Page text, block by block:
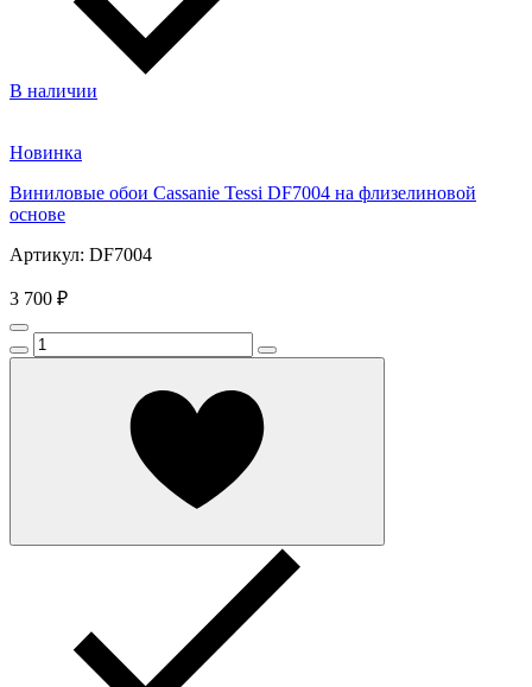
В наличии
Новинка
Виниловые обои Cassanie Tessi DF7004 на флизелиновой
основе
Артикул: DF7004
3 700 ₽